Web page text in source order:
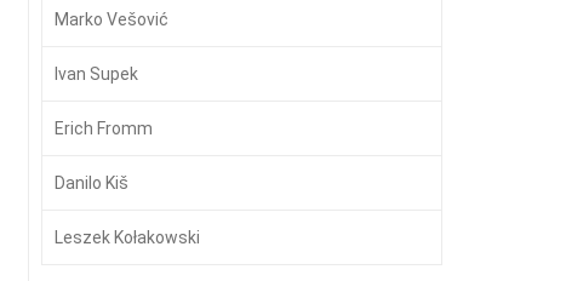
Marko Vešović
Ivan Supek
Erich Fromm
Danilo Kiš
Leszek Kołakowski